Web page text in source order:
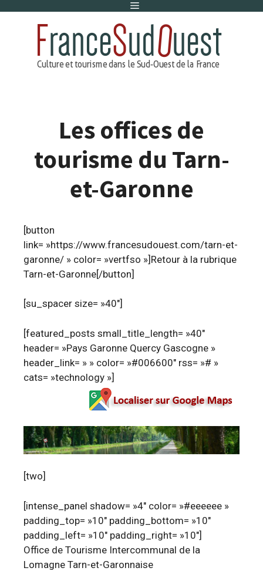
Menu
Les offices de
tourisme du Tarn-
et-Garonne
[button
link= »https://www.francesudouest.com/tarn-et-
garonne/ » color= »vertfso »]Retour à la rubrique
Tarn-et-Garonne[/button]
[su_spacer size= »40″]
[featured_posts small_title_length= »40″
header= »Pays Garonne Quercy Gascogne »
header_link= » » color= »#006600″ rss= »# »
cats= »technology »]
[two]
[intense_panel shadow= »4″ color= »#eeeeee »
padding_top= »10″ padding_bottom= »10″
padding_left= »10″ padding_right= »10″]
Office de Tourisme Intercommunal de la
Lomagne Tarn-et-Garonnaise